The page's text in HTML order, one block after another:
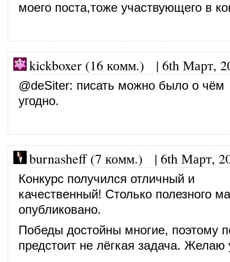
моего поста,тоже участвующего в
kickboxer (16 комм.) | 6th Март,
@deSiter: писать можно было о чём
угодно.
burnasheff (7 комм.) | 6th Март,
Конкурс получился отличный и
качественный! Столько полезного
опубликовано.
Победы достойны многие, поэтому
предстоит не лёгкая задача. Желаю